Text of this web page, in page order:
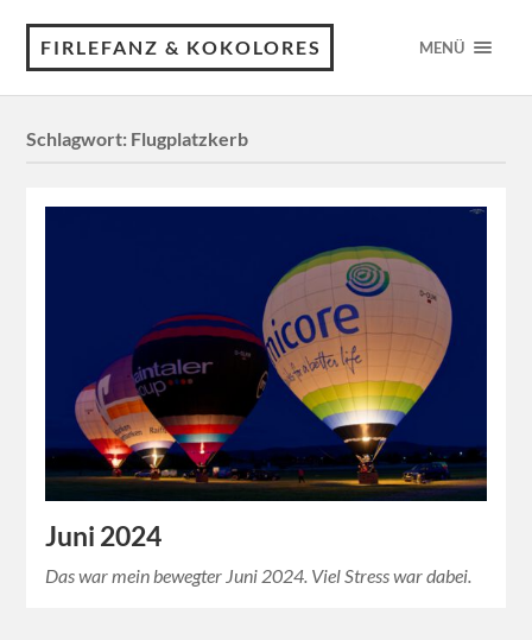
FIRLEFANZ & KOKOLORES MENÜ
Schlagwort: Flugplatzkerb
Juni 2024
Das war mein bewegter Juni 2024. Viel Stress war dabei.